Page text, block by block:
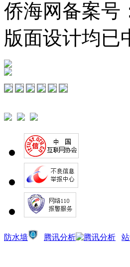
侨海网备案号
版面设计均已
防水墙 腾讯分析